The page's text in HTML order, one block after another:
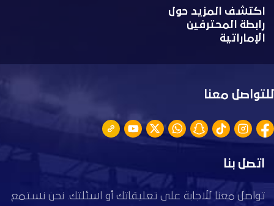
اكتشف المزيد حول
رابطة المحترفين
الإماراتية
للتواصل معنا
اتصل بنا
تواصل معنا للاجابة على تعليقاتك أو اسئلتك. نحن نستمع